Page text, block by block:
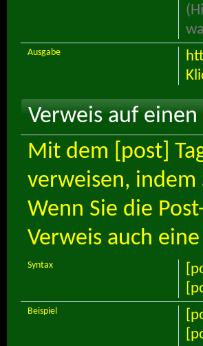
Ausgabe
Verweis auf
Mit dem [post]
verweisen, indem
Wenn Sie die
Verweis auch
Syntax
Beispiel